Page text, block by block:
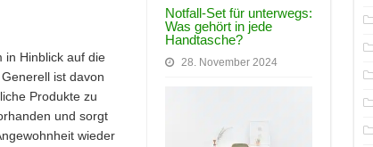
Notfall-Set für unterwegs:
Was gehört in jede
Handtasche?
28. November 2024
in Hinblick auf die
ist davon
Produkte zu
und sorgt
wieder